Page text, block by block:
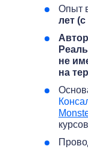
не
на
Опыт
лет (с